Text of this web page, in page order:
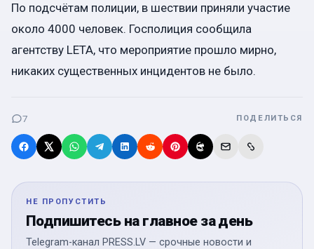
По подсчётам полиции, в шествии приняли участие
около 4000 человек. Госполиция сообщила
агентству LETA, что мероприятие прошло мирно,
никаких существенных инцидентов не было.
7 ПОДЕЛИТЬСЯ
НЕ ПРОПУСТИТЬ
Подпишитесь на главное за день
Telegram-канал PRESS.LV — срочные новости и